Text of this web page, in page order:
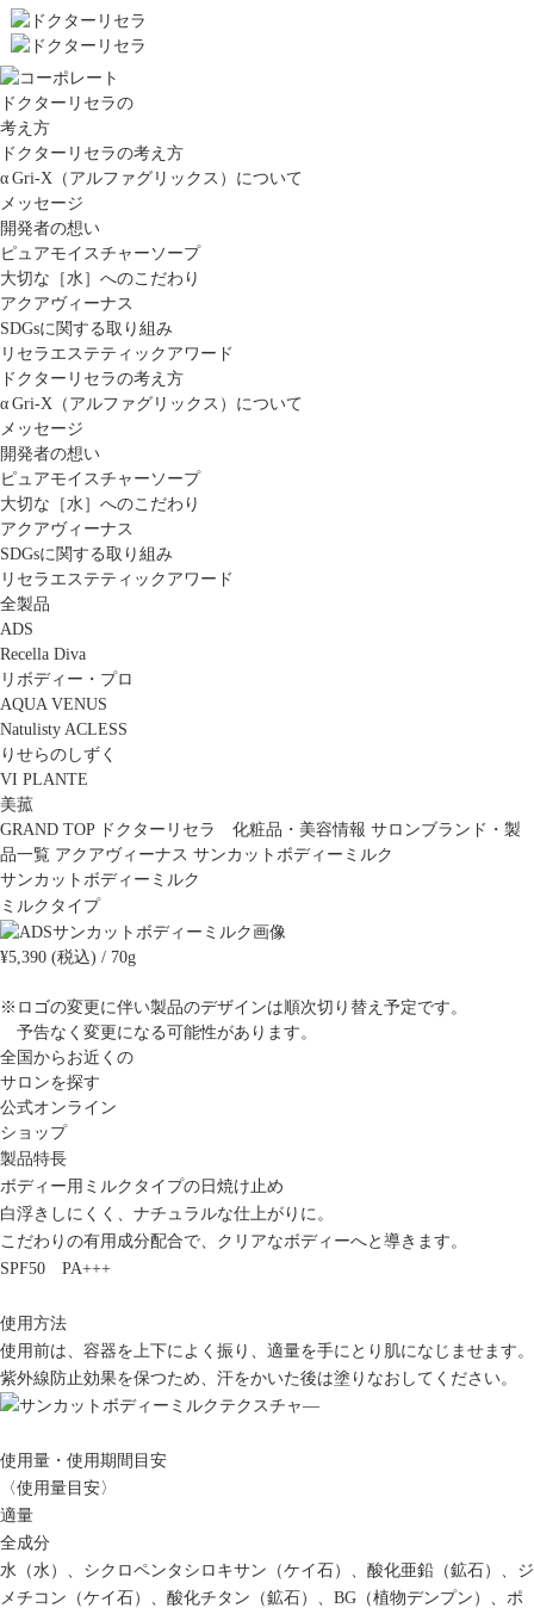
ドクターリセラの
考え方
ドクターリセラの考え方
α Gri-X（アルファグリックス）について
メッセージ
開発者の想い
ピュアモイスチャーソープ
大切な［水］へのこだわり
アクアヴィーナス
SDGsに関する取り組み
リセラエステティックアワード
ドクターリセラの考え方
α Gri-X（アルファグリックス）について
メッセージ
開発者の想い
ピュアモイスチャーソープ
大切な［水］へのこだわり
アクアヴィーナス
SDGsに関する取り組み
リセラエステティックアワード
全製品
ADS
Recella Diva
リボディー・プロ
AQUA VENUS
Natulisty ACLESS
りせらのしずく
VI PLANTE
美菰
GRAND TOP
ドクターリセラ 化粧品・美容情報 サロンブランド・製
品一覧 アクアヴィーナス サンカットボディーミルク
サンカットボディーミルク
ミルクタイプ
¥5,390 (税込) / 70g
※ロゴの変更に伴い製品のデザインは順次切り替え予定です。
予告なく変更になる可能性があります。
全国からお近くの
サロンを探す
公式オンライン
ショップ
製品特長
ボディー用ミルクタイプの日焼け止め
白浮きしにくく、ナチュラルな仕上がりに。
こだわりの有用成分配合で、クリアなボディーへと導きます。
SPF50 PA+++
使用方法
使用前は、容器を上下によく振り、適量を手にとり肌になじませます。
紫外線防止効果を保つため、汗をかいた後は塗りなおしてください。
使用量・使用期間目安
〈使用量目安〉
適量
全成分
水（水）、シクロペンタシロキサン（ケイ石）、酸化亜鉛（鉱石）、ジ
メチコン（ケイ石）、酸化チタン（鉱石）、BG（植物デンプン）、ポ